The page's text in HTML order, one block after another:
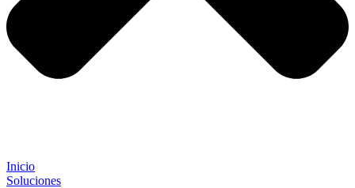
Inicio
Soluciones